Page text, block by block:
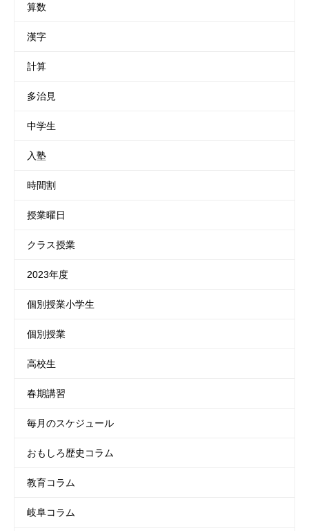
算数
漢字
計算
多治見
中学生
入塾
時間割
授業曜日
クラス授業
2023年度
個別授業小学生
個別授業
高校生
春期講習
毎月のスケジュール
おもしろ歴史コラム
教育コラム
岐阜コラム